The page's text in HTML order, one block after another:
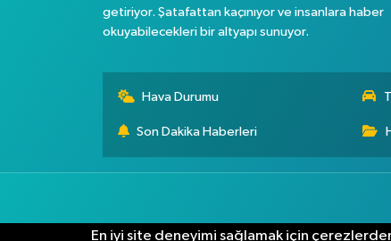
getiriyor. Şatafattan kaçınıyor ve insanlara haber
okuyabilecekleri bir altyapı sunuyor.
Hava Durumu
Son Dakika Haberleri
En iyi site deneyimi sağlamak için